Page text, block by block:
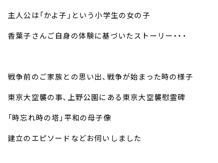
主人公は「かよ子」という小学生の女の子
香葉子さんご自身の体験に基づいたストーリー・・・
戦争前のご家族との思い出、戦争が始まった時の様子
東京大空襲の事、上野公園にある東京大空襲慰霊碑
「時忘れ時の塔」平和の母子像
建立のエピソードなどお伺いしました